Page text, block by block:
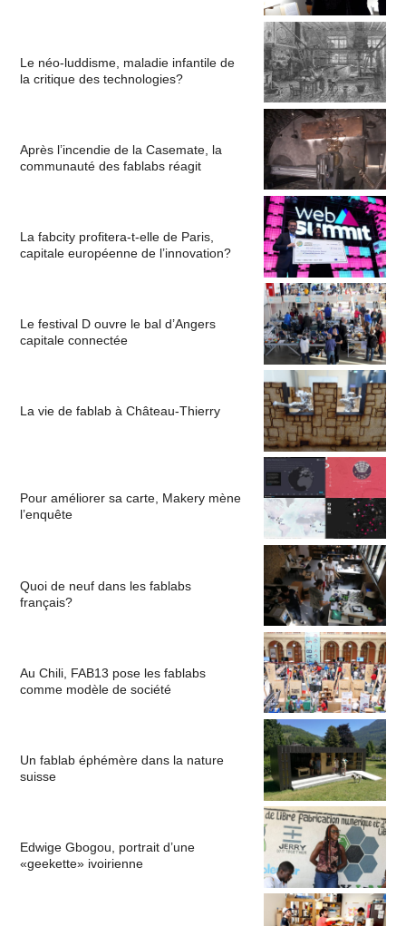
Le néo-luddisme, maladie infantile de
la critique des technologies?
Après l’incendie de la Casemate, la
communauté des fablabs réagit
La fabcity profitera-t-elle de Paris,
capitale européenne de l’innovation?
Le festival D ouvre le bal d’Angers
capitale connectée
La vie de fablab à Château-Thierry
Pour améliorer sa carte, Makery mène
l’enquête
Quoi de neuf dans les fablabs
français?
Au Chili, FAB13 pose les fablabs
comme modèle de société
Un fablab éphémère dans la nature
suisse
Edwige Gbogou, portrait d’une
«geekette» ivoirienne